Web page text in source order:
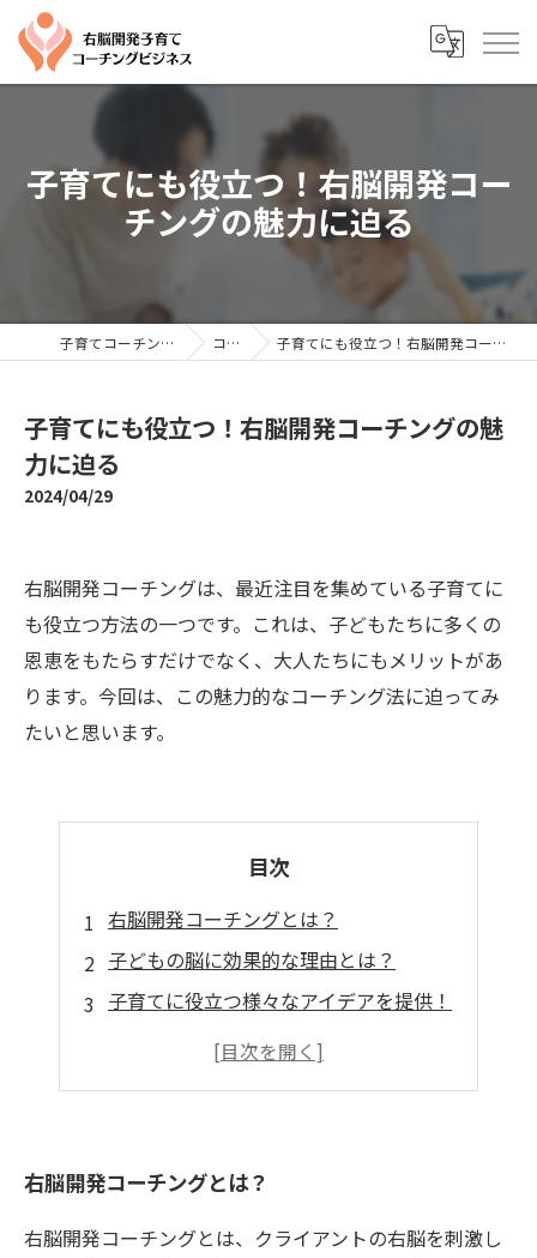
子育てにも役立つ！右脳開発コー
チングの魅力に迫る
子育てコーチングならYTC コラム 子育てにも役立つ！右脳開発コーチングの魅力に迫る
子育てにも役立つ！右脳開発コーチングの魅
力に迫る
2024/04/29
右脳開発コーチングは、最近注目を集めている子育てに
も役立つ方法の一つです。これは、子どもたちに多くの
恩恵をもたらすだけでなく、大人たちにもメリットがあ
ります。今回は、この魅力的なコーチング法に迫ってみ
たいと思います。
目次
右脳開発コーチングとは？
子どもの脳に効果的な理由とは？
子育てに役立つ様々なアイデアを提供！
理論だけでなく実践的なトレーニングも
右脳開発コーチングとは？
右脳開発コーチングとは、クライアントの右脳を刺激し